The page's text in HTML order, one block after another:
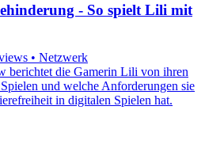
- So spielt Lili mit
• Netzwerk
berichtet die Gamerin Lili von ihren
und welche Anforderungen sie
in digitalen Spielen hat.